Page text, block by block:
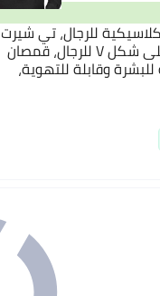
للرجال، تي شيرت
بأكمام طويلة وياقة على شكل V للرجال، قمصان
وقابلة للتهوية،
أو لأي نشاط في الهواء